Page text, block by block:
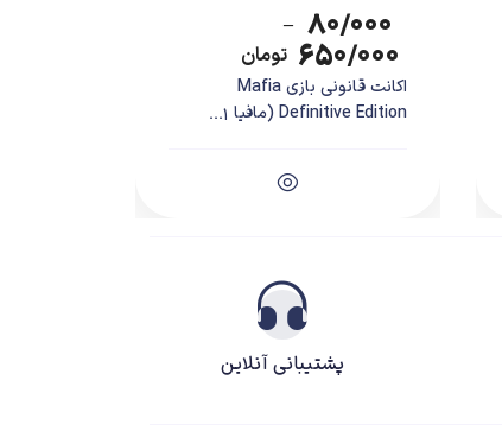
۸۰/۰۰۰ –
۶۵۰/۰۰۰ تومان
اکانت قانونی بازی Mafia
Definitive Edition (مافیا 1...
پشتیبانی آنلاین